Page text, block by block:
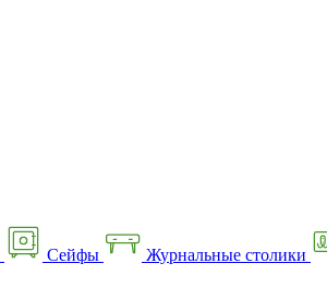
Сейфы Журнальные столики